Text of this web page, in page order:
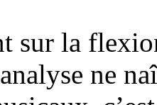
sur la
ne